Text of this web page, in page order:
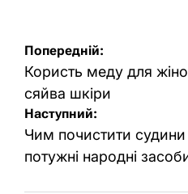
Навігація
записів
Попередній:
Користь меду для
сяйва шкіри
Наступний:
Чим почистити
потужні народні